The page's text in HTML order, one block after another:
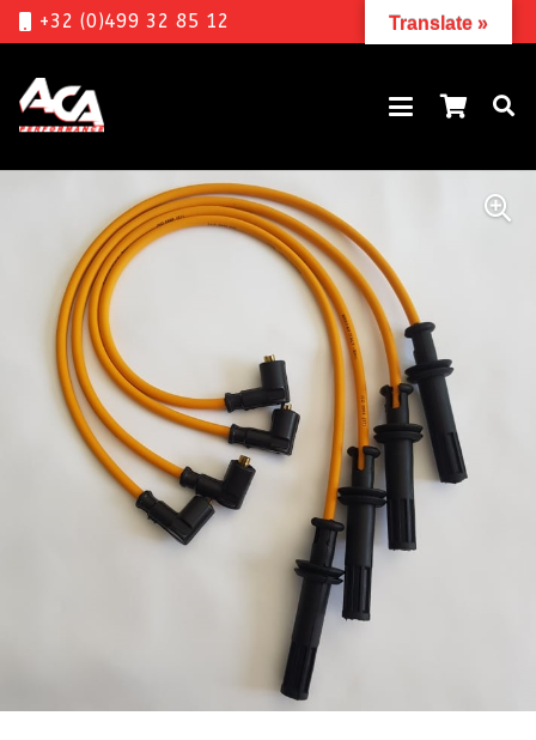
+32 (0)499 32 85 12 Translate »